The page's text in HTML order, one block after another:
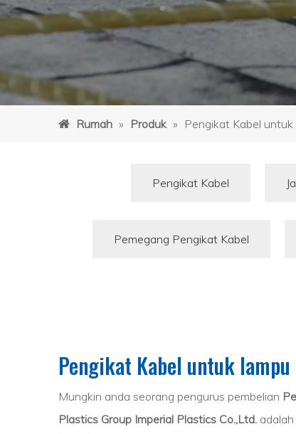
Rumah » Produk » Pengikat Kabel
Pengikat Kabel
Pemegang Pengikat Kabel
Pengikat Kabel untuk
Mungkin anda seorang pengurus pembelian
Plastics Group Imperial Plastics Co.,Ltd.